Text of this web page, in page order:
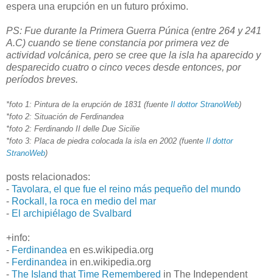
espera una erupción en un futuro próximo.
PS: Fue durante la Primera Guerra Púnica (entre 264 y 241
A.C) cuando se tiene constancia por primera vez de
actividad volcánica, pero se cree que la isla ha aparecido y
desparecido cuatro o cinco veces desde entonces, por
períodos breves.
*foto 1: Pintura de la erupción de 1831 (fuente Il dottor StranoWeb)
*foto 2: Situación de Ferdinandea
*foto 2: Ferdinando II delle Due Sicilie
*foto 3: Placa de piedra colocada la isla en 2002 (fuente Il dottor
StranoWeb)
posts relacionados:
- Tavolara, el que fue el reino más pequeño del mundo
- Rockall, la roca en medio del mar
- El archipiélago de Svalbard
+info:
- Ferdinandea en es.wikipedia.org
- Ferdinandea in en.wikipedia.org
- The Island that Time Remembered in The Independent